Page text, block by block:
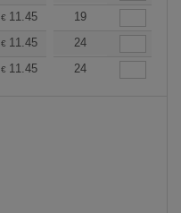
€ 11.45 10.57
19
€ 11.45 10.57
24
€ 11.45 10.57
24